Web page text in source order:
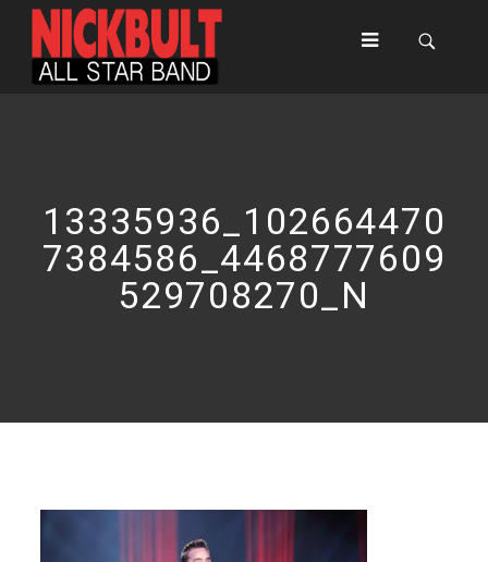
13335936_102664470
7384586_4468777609
529708270_N